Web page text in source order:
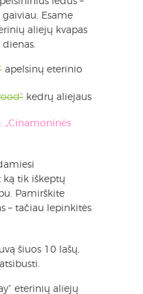
Esame
aliejų kvapas
apelsinų eterinio
kedrų aliejaus
ką tik iškeptų
Pamirškite
– tačiau lepinkitės
šiuos 10 lašų,
eterinių aliejų